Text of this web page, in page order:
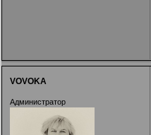
VOVOKA
Администратор